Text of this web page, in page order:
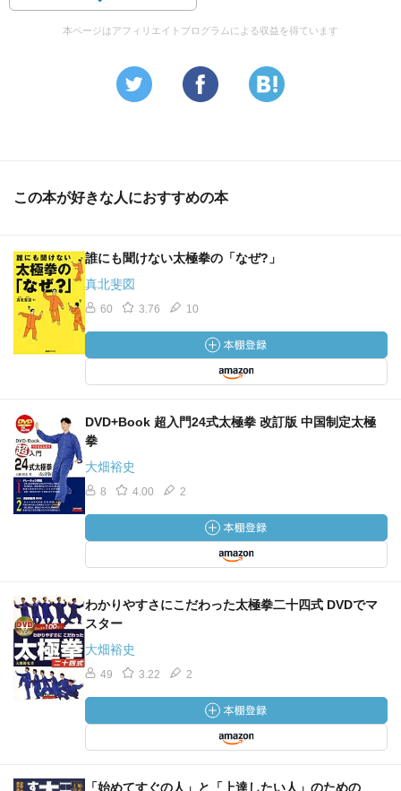
本ページはアフィリエイトプログラムによる収益を得ています
この本が好きな人におすすめの本
誰にも聞けない太極拳の「なぜ?」
真北斐図
60 3.76 10
DVD+Book 超入門24式太極拳 改訂版 中国制定太極
拳
大畑裕史
8 4.00 2
わかりやすさにこだわった太極拳二十四式 DVDでマ
スター
大畑裕史
49 3.22 2
「始めてすぐの人」と「上達したい人」のための